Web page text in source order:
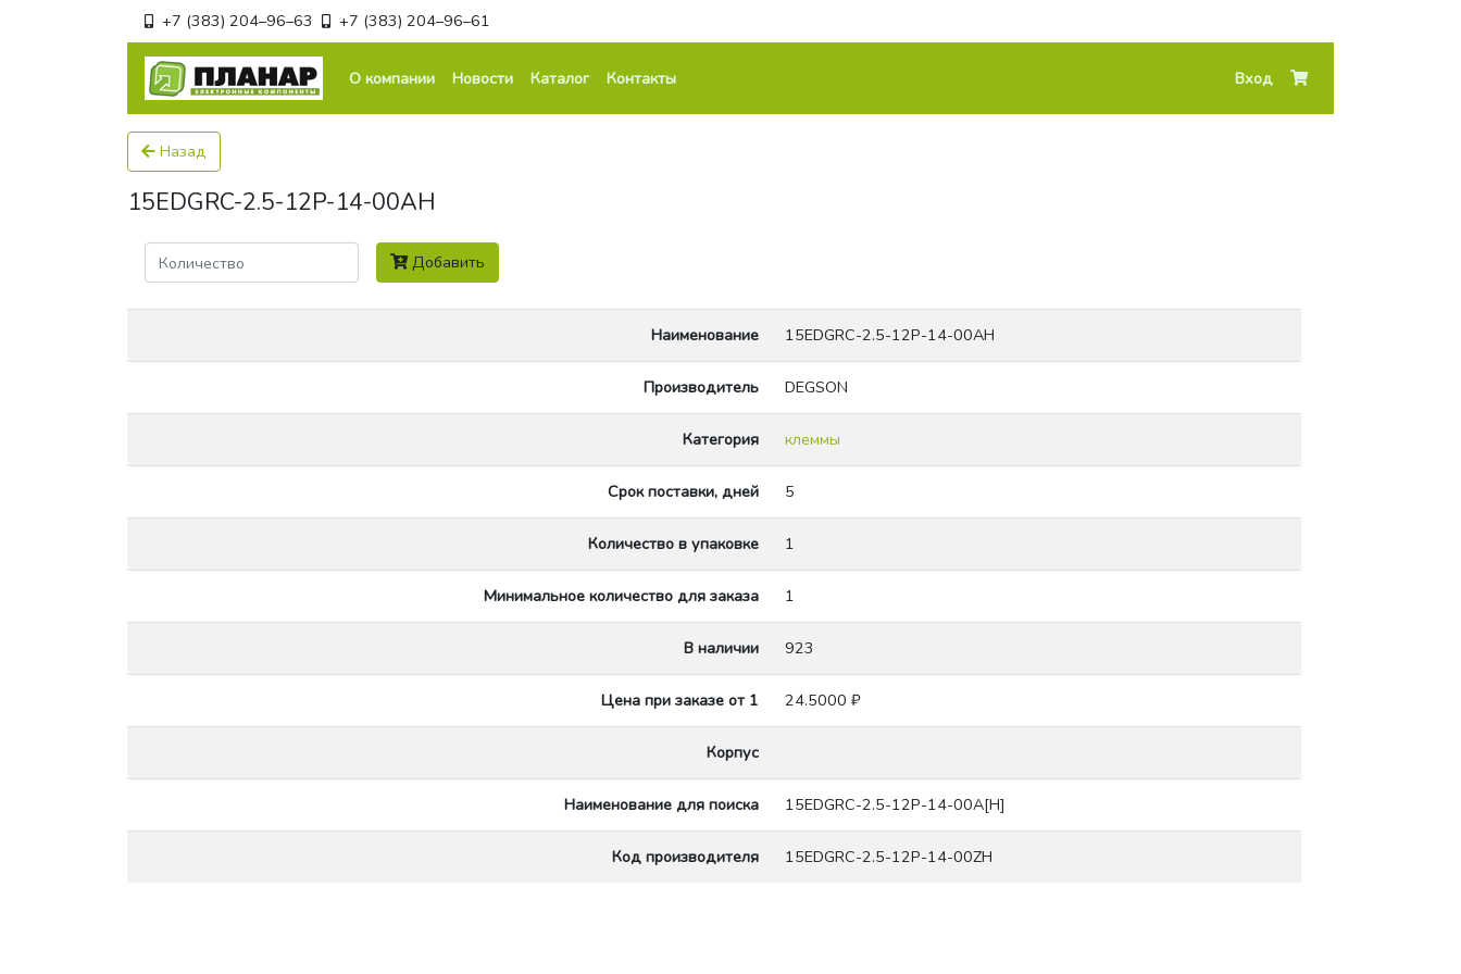
+7 (383) 204–96–63 +7 (383) 204–96–61
О компании Новости Каталог Контакты Вход
Назад
15EDGRC-2.5-12P-14-00AH
Количество Добавить
Наименование 15EDGRC-2.5-12P-14-00AH
Производитель DEGSON
Категория клеммы
Срок поставки, дней 5
Количество в упаковке 1
Минимальное количество для заказа 1
В наличии 923
Цена при заказе от 1 24.5000 ₽
Корпус
Наименование для поиска 15EDGRC-2.5-12P-14-00A[H]
Код производителя 15EDGRC-2.5-12P-14-00ZH